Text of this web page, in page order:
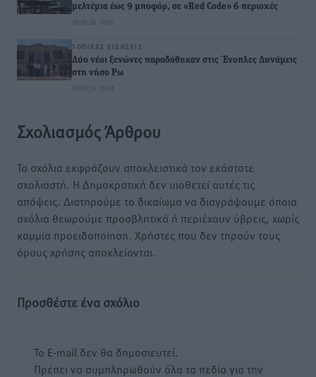
μελτέμια έως 9 μποφόρ, σε «Red Code» 6 περιοχές
09.08.26 · 10:31
ΤΟΠΙΚΈΣ ΕΙΔΉΣΕΙΣ
Δύο νέοι ξενώνες παραδόθηκαν στις Ένοπλες Δυνάμεις
στη νήσο Ρω
09.08.26 · 10:04
Σχολιασμός Άρθρου
Τα σχόλια εκφράζουν αποκλειστικά τον εκάστοτε
σχολιαστή. Η Δημοκρατική δεν υιοθετεί αυτές τις
απόψεις. Διατηρούμε το δικαίωμα να διαγράψουμε όποια
σχόλια θεωρούμε προσβλητικά ή περιέχουν ύβρεις, χωρίς
καμμία προειδοποίηση. Χρήστες που δεν τηρούν τους
όρους χρήσης αποκλείονται.
Προσθέστε ένα σχόλιο
Το E-mail δεν θα δημοσιευτεί.
Πρέπει να συμπληρωθούν όλα τα πεδία για την